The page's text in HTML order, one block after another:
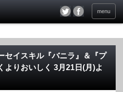
menu
セイスキル『バニラ』＆『プ
よりおいしく 3月21日(月)よ